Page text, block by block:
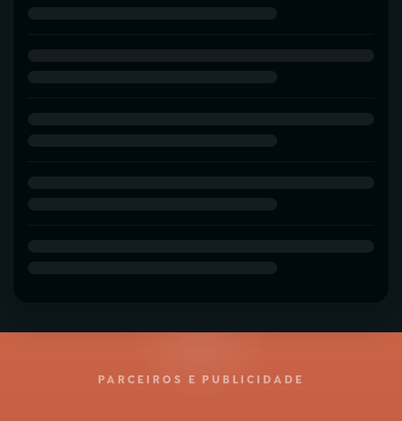
PARCEIROS E PUBLICIDADE